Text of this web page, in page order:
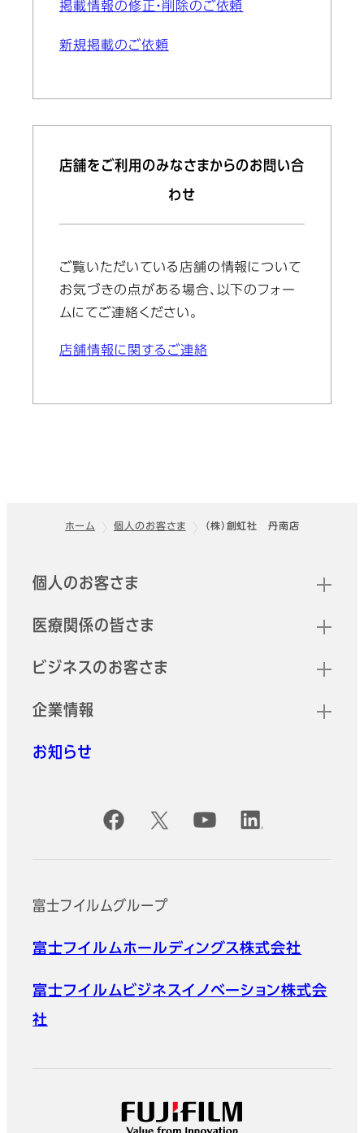
掲載情報の修正・削除のご依頼
新規掲載のご依頼
店舗をご利用のみなさまからのお問い合
わせ
ご覧いただいている店舗の情報について
お気づきの点がある場合、以下のフォー
ムにてご連絡ください。
店舗情報に関するご連絡
ホーム 個人のお客さま （株）創虹社 丹南店
クイックリンク
個人のお客さま
医療関係の皆さま
ビジネスのお客さま
企業情報
お知らせ
公式SNSアカウント
富士フイルムグループ
富士フイルムホールディングス株式会社
富士フイルムビジネスイノベーション株式会
社